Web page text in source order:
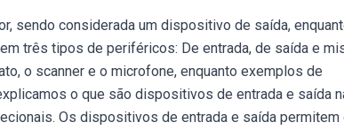
sendo considerada um dispositivo de saída,
três tipos de periféricos: De entrada, de saída e
o scanner e o microfone, enquanto exemplos de
o que são dispositivos de entrada e saída
Os dispositivos de entrada e saída permitem